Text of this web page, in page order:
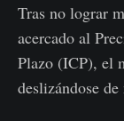
Tras no lograr
acercado al
Plazo (ICP), el
deslizándose